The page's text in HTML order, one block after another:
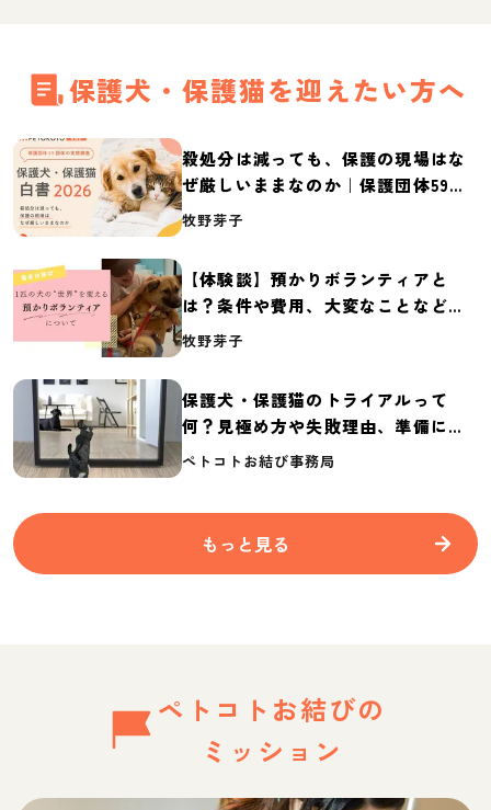
保護犬・保護猫を迎えたい方へ
殺処分は減っても、保護の現場はな
ぜ厳しいままなのか｜保護団体59団
体の実態調査【保護犬・保護猫白書
牧野芽子
【体験談】預かりボランティアと
は？条件や費用、大変なことなど紹
介
牧野芽子
保護犬・保護猫のトライアルって
何？見極め方や失敗理由、準備に必
要なものを紹介
ペトコトお結び事務局
もっと見る
ペトコトお結びの
ミッション